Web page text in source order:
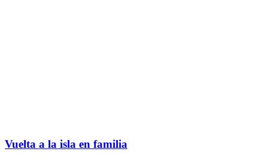
Vuelta a la isla en familia